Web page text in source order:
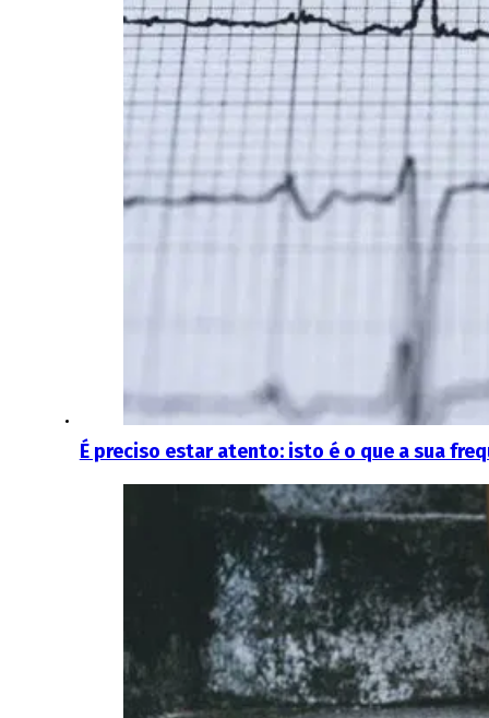
É preciso estar atento: isto é o que a sua